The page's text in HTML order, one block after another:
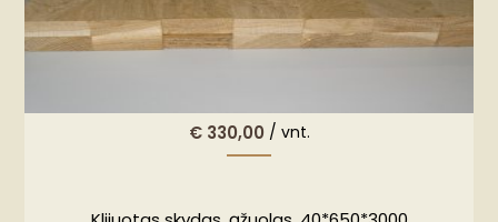
€330,00 / vnt.